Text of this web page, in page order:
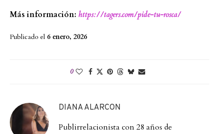
Más información: https://tagers.com/pide-tu-rosca/
Publicado el 6 enero, 2026
0
DIANA ALARCON
Publirrelacionista con 28 años de